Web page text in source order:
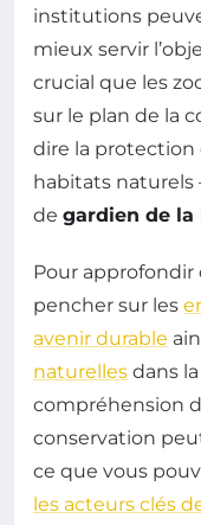
institutions
mieux servir
crucial que les
sur le plan de la
dire la protection
habitats
de gardien de
Pour approfondir
pencher sur les
avenir durable
naturelles dans
compréhension
conservation
ce que vous
les acteurs clés